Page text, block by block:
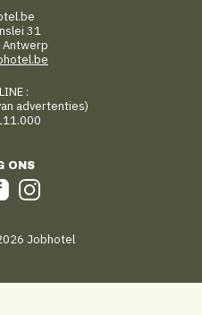
31
:
advertenties)
ONS
Jobhotel